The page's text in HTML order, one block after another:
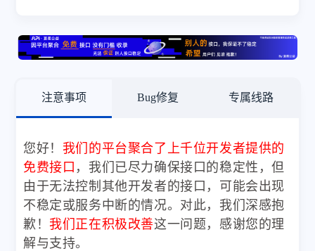
注意事项 Bug修复 专属线路
您好！ 我们的平台聚合了上千位开发者提供的
免费接口 ，我们已尽力确保接口的稳定性，但
由于无法控制其他开发者的接口，可能会出现
不稳定或服务中断的情况。对此，我们深感抱
歉！ 我们正在积极改善这一问题，感谢您的理
解与支持。